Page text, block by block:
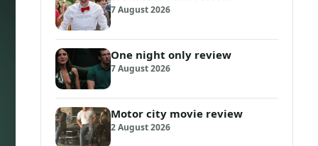
7 August 2026
One night only review
7 August 2026
Motor city movie review
2 August 2026